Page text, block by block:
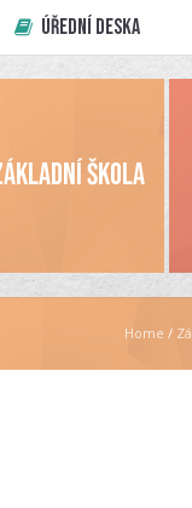
ÚŘEDNÍ DESKA
ŠKOLA
Home /